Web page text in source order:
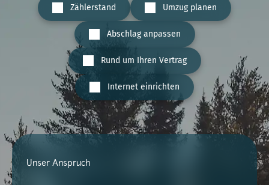
Zählerstand Umzug planen
Abschlag anpassen
Rund um Ihren Vertrag
Internet einrichten
Unser Anspruch